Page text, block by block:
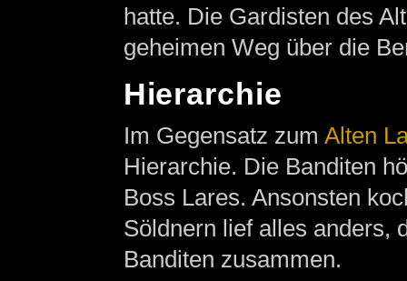
hatte. Die Gardisten des
geheimen Weg über die
Hierarchie
Im Gegensatz zum Alten
Hierarchie. Die Banditen
Boss Lares. Ansonsten
Söldnern lief alles anders,
Banditen zusammen.